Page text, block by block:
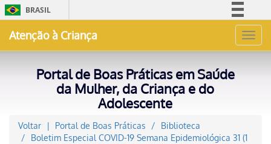
BRASIL
Acesso à informação
Atenção à Criança
Portal de Boas Práticas em Saúde
da Mulher, da Criança e do
Adolescente
Voltar Portal de Boas Práticas
Biblioteca
Boletim Especial COVID-19 Semana Epidemiológica 31 (1